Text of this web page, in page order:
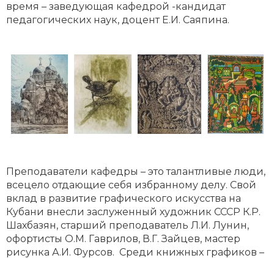
время – заведующая кафедрой -кандидат
педагогических наук, доцент Е.И. Саяпина.
Преподаватели кафедры – это талантливые люди,
всецело отдающие себя избранному делу. Свой
вклад в развитие графического искусства на
Кубани внесли заслуженный художник СССР К.Р.
Шахбазян, старший преподаватель Л.И. Лунин,
офортисты О.М. Гаврилов, В.Г. Зайцев, мастер
рисунка А.И. Фурсов. Среди книжных графиков –